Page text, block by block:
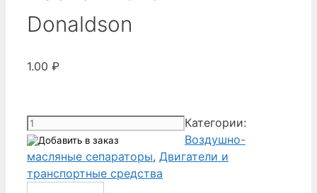
Donaldson
1.00 ₽
Количество
товара
сепараторы
воздух
Категории:
Воздушно-
масляные сепараторы, Двигатели и
транспортные средства